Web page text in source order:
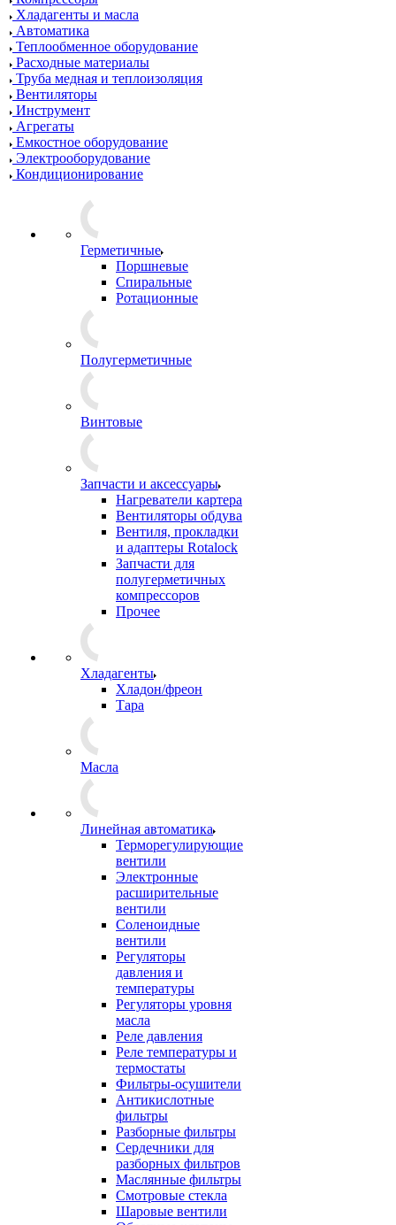
Хладагенты и масла
Автоматика
Теплообменное оборудование
Расходные материалы
Труба медная и теплоизоляция
Вентиляторы
Инструмент
Агрегаты
Емкостное оборудование
Электрооборудование
Кондиционирование
Герметичные
Поршневые
Спиральные
Ротационные
Полугерметичные
Винтовые
Запчасти и аксессуары
Нагреватели картера
Вентиляторы обдува
Вентиля, прокладки
и адаптеры Rotalock
Запчасти для
полугерметичных
компрессоров
Прочее
Хладагенты
Хладон/фреон
Тара
Масла
Линейная автоматика
Терморегулирующие
вентили
Электронные
расширительные
вентили
Соленоидные
вентили
Регуляторы
давления и
температуры
Регуляторы уровня
масла
Реле давления
Реле температуры и
термостаты
Фильтры-осушители
Антикислотные
фильтры
Разборные фильтры
Сердечники для
разборных фильтров
Маслянные фильтры
Смотровые стекла
Шаровые вентили